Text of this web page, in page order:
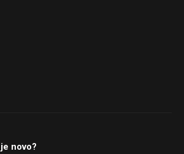
novo?